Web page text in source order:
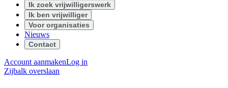
Ik zoek vrijwilligerswerk
Ik ben vrijwilliger
Voor organisaties
Nieuws
Contact
Account aanmakenLog in
Zijbalk overslaan